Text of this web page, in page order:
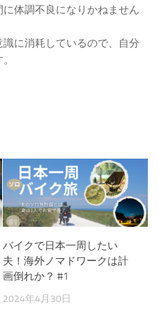
体調不良になりかねません
に消耗しているので、自分
バイクで日本一周したい
夫！海外ノマドワークは計
画倒れか？ #1
2024年4月30日